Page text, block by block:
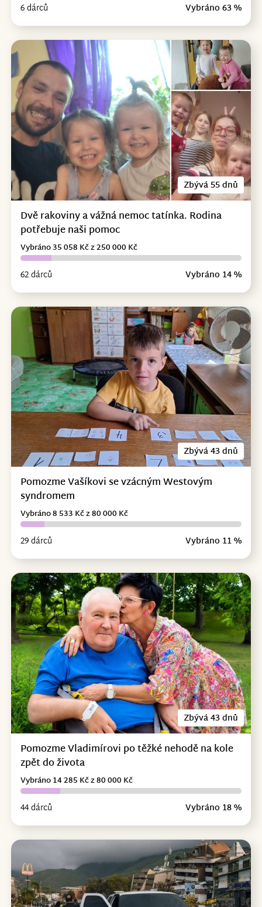
6 dárců Vybráno 63 %
Zbývá 55 dnů
Dvě rakoviny a vážná nemoc tatínka. Rodina
potřebuje naši pomoc
62 dárců Vybráno 14 %
Vybráno 35 058 Kč z 250 000 Kč
Zbývá 43 dnů
Pomozme Vašíkovi se vzácným Westovým
syndromem
29 dárců Vybráno 11 %
Vybráno 8 533 Kč z 80 000 Kč
Zbývá 43 dnů
Pomozme Vladimírovi po těžké nehodě na kole
zpět do života
44 dárců Vybráno 18 %
Vybráno 14 285 Kč z 80 000 Kč